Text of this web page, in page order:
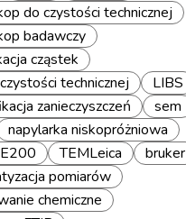
do czystości technicznej
badawczy
cząstek
technicznej
LIBS
zanieczyszczeń
sem
napylarka niskopróżniowa
TEMLeica
bruker
pomiarów
chemiczne